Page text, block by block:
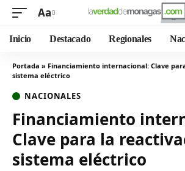
Aa
Inicio Destacado Regionales
Portada » Financiamiento internacional: Clave
sistema eléctrico
NACIONALES
Financiamiento
Clave para la
sistema eléctrico